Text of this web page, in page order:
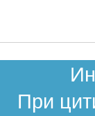
При